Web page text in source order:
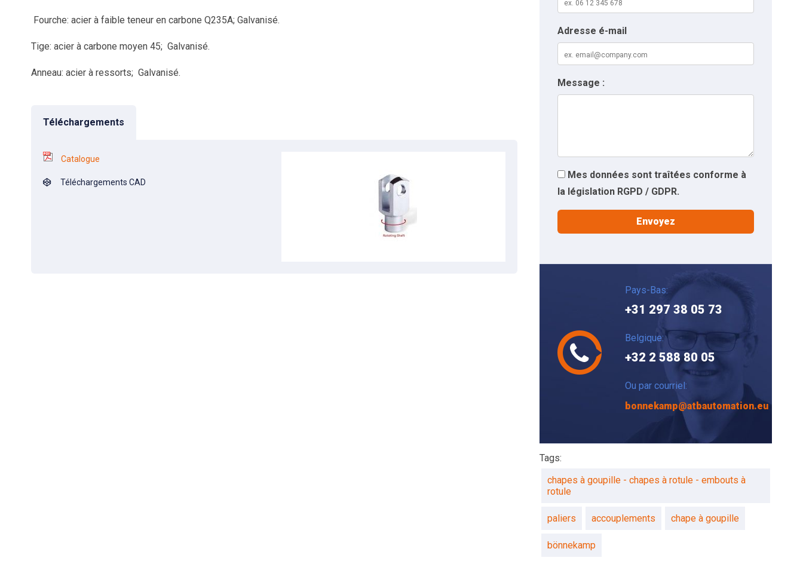
Fourche: acier à faible teneur en carbone Q235A; Galvanisé.
Tige: acier à carbone moyen 45; Galvanisé.
Anneau: acier à ressorts; Galvanisé.
Téléchargements
Catalogue
Téléchargements CAD
Adresse é-mail
Message :
Mes données sont traîtées conforme à
la législation RGPD / GDPR.
Pays-Bas:
+31 297 38 05 73
Belgique:
+32 2 588 80 05
Ou par courriel:
bonnekamp@atbautomation.eu
Tags:
chapes à goupille - chapes à rotule - embouts à
rotule
paliers accouplements chape à goupille
bönnekamp